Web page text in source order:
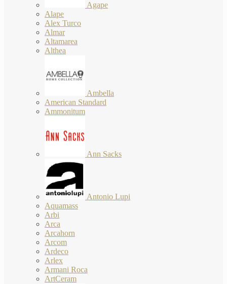
Agape
Alape
Alex Turco
Almar
Altamarea
Althea
Ambella
American Standard
Ammonitum
Ann Sacks
Antonio Lupi
Aquamass
Arbi
Arca
Arcahorn
Arcom
Ardeco
Arlex
Armani Roca
ArtCeram